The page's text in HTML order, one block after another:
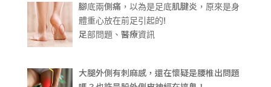
腳底兩側痛，以為是足底肌腱炎，原來是身
體重心放在前足引起的!
足部問題、醫療資訊
大腿外側有刺麻感，還在懷疑是腰椎出問題